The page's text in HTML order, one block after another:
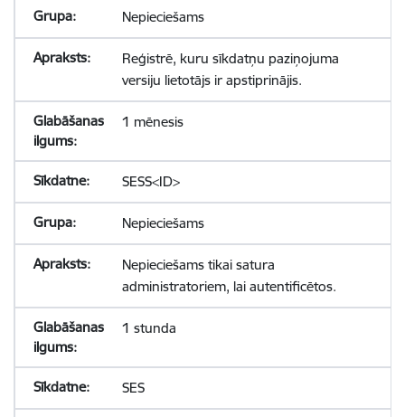
Nepieciešams
Reģistrē, kuru sīkdatņu paziņojuma
versiju lietotājs ir apstiprinājis.
1 mēnesis
SESS<ID>
Nepieciešams
Nepieciešams tikai satura
administratoriem, lai autentificētos.
1 stunda
SES